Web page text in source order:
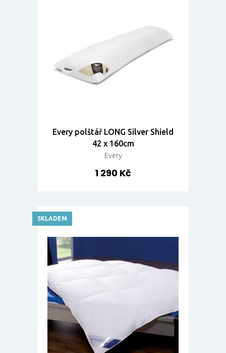
Every polštář LONG Silver Shield
42 x 160cm
Every
1 290 Kč
SKLADEM